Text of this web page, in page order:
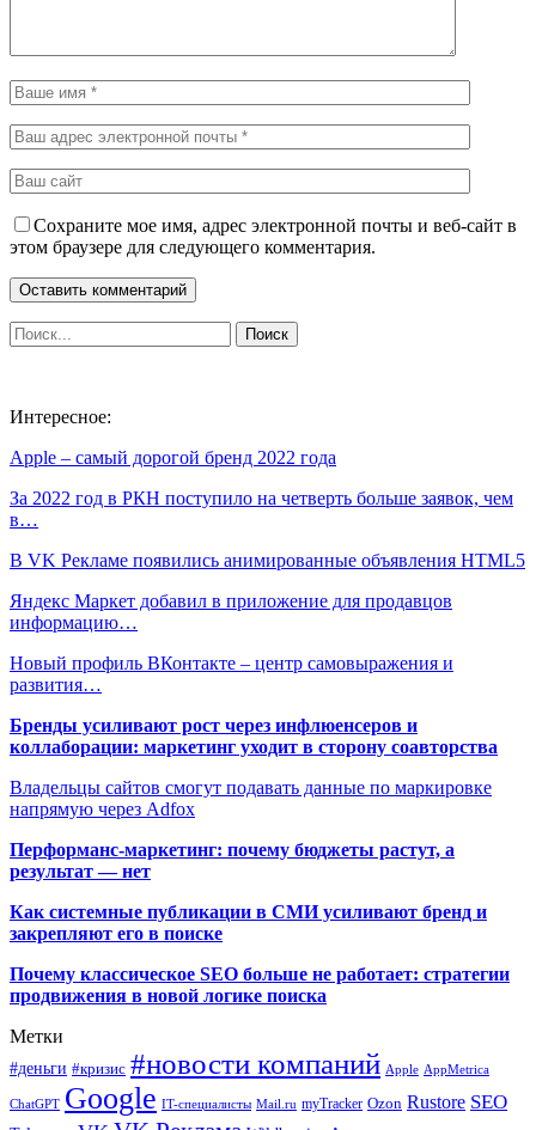
Сохраните мое имя, адрес электронной почты и веб-сайт в
этом браузере для следующего комментария.
Интересное:
Apple – самый дорогой бренд 2022 года
За 2022 год в РКН поступило на четверть больше заявок, чем
в…
В VK Рекламе появились анимированные объявления HTML5
Яндекс Маркет добавил в приложение для продавцов
информацию…
Новый профиль ВКонтакте – центр самовыражения и
развития…
Бренды усиливают рост через инфлюенсеров и
коллаборации: маркетинг уходит в сторону соавторства
Владельцы сайтов смогут подавать данные по маркировке
напрямую через Adfox
Перформанс-маркетинг: почему бюджеты растут, а
результат — нет
Как системные публикации в СМИ усиливают бренд и
закрепляют его в поиске
Почему классическое SEO больше не работает: стратегии
продвижения в новой логике поиска
Метки
#деньги #кризис #новости компаний Apple AppMetrica
ChatGPT Google IT-специалисты Mail.ru myTracker Ozon Rustore SEO